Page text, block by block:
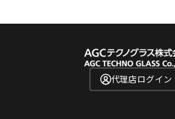
代理店ログイン